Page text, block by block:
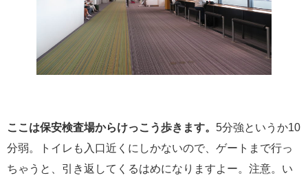
ここは保安検査場からけっこう歩きます。 5分強というか10
分弱。トイレも入口近くにしかないので、ゲートまで行っ
ちゃうと、引き返してくるはめになりますよー。注意。い